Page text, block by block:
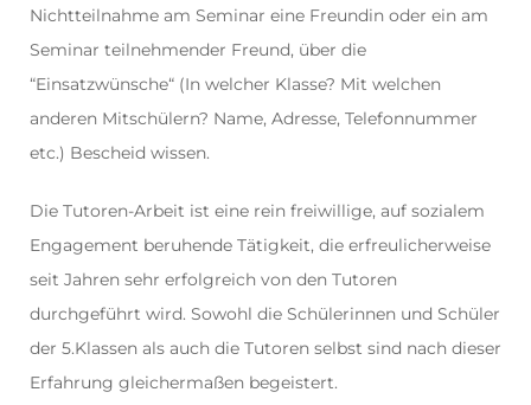
Nichtteilnahme am Seminar eine Freundin oder ein am
Seminar teilnehmender Freund, über die
“Einsatzwünsche“ (In welcher Klasse? Mit welchen
anderen Mitschülern? Name, Adresse, Telefonnummer
etc.) Bescheid wissen.
Die Tutoren-Arbeit ist eine rein freiwillige, auf sozialem
Engagement beruhende Tätigkeit, die erfreulicherweise
seit Jahren sehr erfolgreich von den Tutoren
durchgeführt wird. Sowohl die Schülerinnen und Schüler
der 5.Klassen als auch die Tutoren selbst sind nach dieser
Erfahrung gleichermaßen begeistert.